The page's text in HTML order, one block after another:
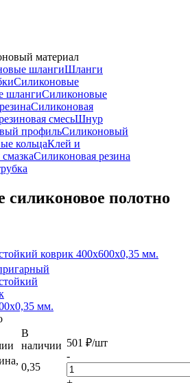
материал
шлангиШланги
Силиконовые
шлангиСиликоновые
Силиконовая
смесьШнур
профильСиликоновый
кольцаКлей и
Силиконовая резина
cиликоновое полотно
коврик 400х600х0,35 мм.
мм.
В
наличии
0,35
501 ₽/шт
-